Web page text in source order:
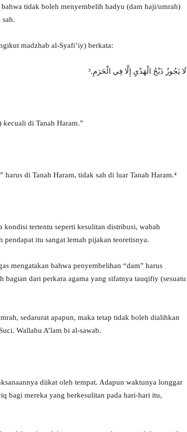
tidak boleh menyembelih hadyu (dam haji/umrah)
madzhab al-Syafi’iy) berkata:
لَا يَجُوزُ ذَبْحُ الْهَدْيِ إِلَّا فِي الْحَرَمِ.³
di Tanah Haram.”
di Tanah Haram, tidak sah di luar Tanah Haram.⁴
kondisi tertentu seperti kesulitan distribusi, wabah
itu sangat lemah pijakan teoretisnya.
mengatakan bahwa penyembelihan “dam” harus
dari perkara agama yang sifatnya tauqifiy (sesuatu
sedarurat apapun, maka tetap tidak boleh dialihkan
Wallahu A’lam bi al-sawab.
diikat oleh tempat. Adapun waktunya longgar
bagi mereka yang berkesulitan pada hari-hari itu,